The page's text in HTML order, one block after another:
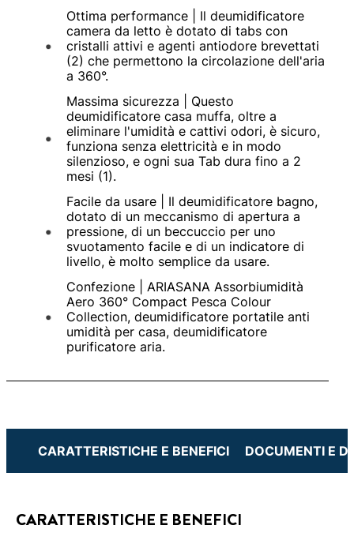
Ottima performance | Il deumidificatore
camera da letto è dotato di tabs con
cristalli attivi e agenti antiodore brevettati
(2) che permettono la circolazione dell'aria
a 360°.
Massima sicurezza | Questo
deumidificatore casa muffa, oltre a
eliminare l'umidità e cattivi odori, è sicuro,
funziona senza elettricità e in modo
silenzioso, e ogni sua Tab dura fino a 2
mesi (1).
Facile da usare | Il deumidificatore bagno,
dotato di un meccanismo di apertura a
pressione, di un beccuccio per uno
svuotamento facile e di un indicatore di
livello, è molto semplice da usare.
Confezione | ARIASANA Assorbiumidità
Aero 360° Compact Pesca Colour
Collection, deumidificatore portatile anti
umidità per casa, deumidificatore
purificatore aria.
CARATTERISTICHE E BENEFICI DOCUMENTI E
CARATTERISTICHE E BENEFICI